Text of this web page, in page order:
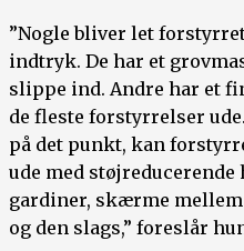
”Nogle bliver let
indtryk. De har et
slippe ind. Andre har et
de fleste forstyrrelser
på det punkt, kan
ude med
gardiner, skærme
og den slags,” foreslår